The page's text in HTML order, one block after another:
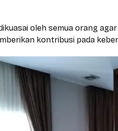
oleh semua orang
kontribusi pada